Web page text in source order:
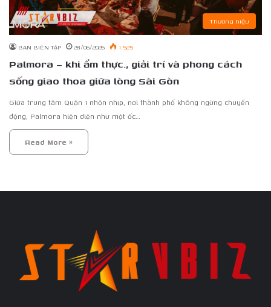
Thương hiệu
BAN BIÊN TẬP 28/06/2026 1.525
Palmora – khi ẩm thực., giải trí và phong cách
sống giao thoa giữa lòng Sài Gòn
Giữa trung tâm Quận 1 nhộn nhịp, nơi thành phố không ngừng chuyển
động, Palmora hiện diện như một ốc…
Read More »